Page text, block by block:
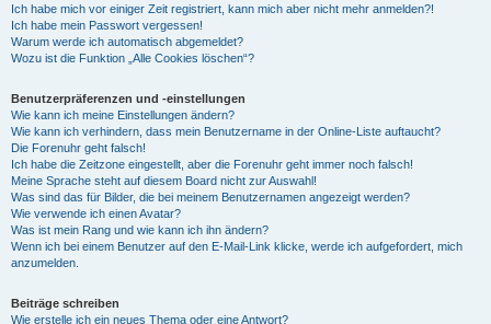
Ich habe mich vor einiger Zeit registriert, kann mich aber nicht mehr anmelden?!
Ich habe mein Passwort vergessen!
Warum werde ich automatisch abgemeldet?
Wozu ist die Funktion „Alle Cookies löschen“?
Benutzerpräferenzen und -einstellungen
Wie kann ich meine Einstellungen ändern?
Wie kann ich verhindern, dass mein Benutzername in der Online-Liste auftaucht?
Die Forenuhr geht falsch!
Ich habe die Zeitzone eingestellt, aber die Forenuhr geht immer noch falsch!
Meine Sprache steht auf diesem Board nicht zur Auswahl!
Was sind das für Bilder, die bei meinem Benutzernamen angezeigt werden?
Wie verwende ich einen Avatar?
Was ist mein Rang und wie kann ich ihn ändern?
Wenn ich bei einem Benutzer auf den E-Mail-Link klicke, werde ich aufgefordert, mich
anzumelden.
Beiträge schreiben
Wie erstelle ich ein neues Thema oder eine Antwort?